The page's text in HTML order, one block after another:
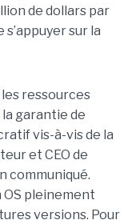
de dollars par
sur la
ressources
garantie de
vis-à-vis de la
et CEO de
communiqué.
OS pleinement
versions. Pour